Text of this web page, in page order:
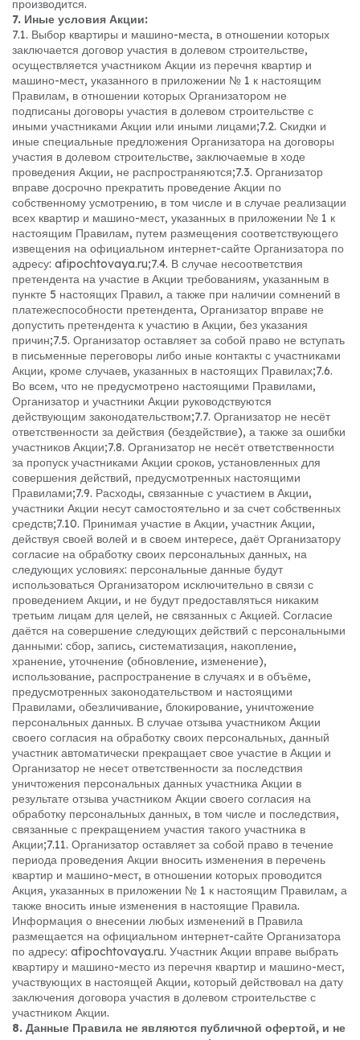
производится.
7. Иные условия Акции:
7.1. Выбор квартиры и машино-места, в отношении которых
заключается договор участия в долевом строительстве,
осуществляется участником Акции из перечня квартир и
машино-мест, указанного в приложении № 1 к настоящим
Правилам, в отношении которых Организатором не
подписаны договоры участия в долевом строительстве с
иными участниками Акции или иными лицами;7.2. Скидки и
иные специальные предложения Организатора на договоры
участия в долевом строительстве, заключаемые в ходе
проведения Акции, не распространяются;7.3. Организатор
вправе досрочно прекратить проведение Акции по
собственному усмотрению, в том числе и в случае реализации
всех квартир и машино-мест, указанных в приложении № 1 к
настоящим Правилам, путем размещения соответствующего
извещения на официальном интернет-сайте Организатора по
адресу: afipochtovaya.ru;7.4. В случае несоответствия
претендента на участие в Акции требованиям, указанным в
пункте 5 настоящих Правил, а также при наличии сомнений в
платежеспособности претендента, Организатор вправе не
допустить претендента к участию в Акции, без указания
причин;7.5. Организатор оставляет за собой право не вступать
в письменные переговоры либо иные контакты с участниками
Акции, кроме случаев, указанных в настоящих Правилах;7.6.
Во всем, что не предусмотрено настоящими Правилами,
Организатор и участники Акции руководствуются
действующим законодательством;7.7. Организатор не несёт
ответственности за действия (бездействие), а также за ошибки
участников Акции;7.8. Организатор не несёт ответственности
за пропуск участниками Акции сроков, установленных для
совершения действий, предусмотренных настоящими
Правилами;7.9. Расходы, связанные с участием в Акции,
участники Акции несут самостоятельно и за счет собственных
средств;7.10. Принимая участие в Акции, участник Акции,
действуя своей волей и в своем интересе, даёт Организатору
согласие на обработку своих персональных данных, на
следующих условиях: персональные данные будут
использоваться Организатором исключительно в связи с
проведением Акции, и не будут предоставляться никаким
третьим лицам для целей, не связанных с Акцией. Согласие
даётся на совершение следующих действий с персональными
данными: сбор, запись, систематизация, накопление,
хранение, уточнение (обновление, изменение),
использование, распространение в случаях и в объёме,
предусмотренных законодательством и настоящими
Правилами, обезличивание, блокирование, уничтожение
персональных данных. В случае отзыва участником Акции
своего согласия на обработку своих персональных, данный
участник автоматически прекращает свое участие в Акции и
Организатор не несет ответственности за последствия
уничтожения персональных данных участника Акции в
результате отзыва участником Акции своего согласия на
обработку персональных данных, в том числе и последствия,
связанные с прекращением участия такого участника в
Акции;7.11. Организатор оставляет за собой право в течение
периода проведения Акции вносить изменения в перечень
квартир и машино-мест, в отношении которых проводится
Акция, указанных в приложении № 1 к настоящим Правилам, а
также вносить иные изменения в настоящие Правила.
Информация о внесении любых изменений в Правила
размещается на официальном интернет-сайте Организатора
по адресу: afipochtovaya.ru. Участник Акции вправе выбрать
квартиру и машино-место из перечня квартир и машино-мест,
участвующих в настоящей Акции, который действовал на дату
заключения договора участия в долевом строительстве с
участником Акции.
8. Данные Правила не являются публичной офертой, и не